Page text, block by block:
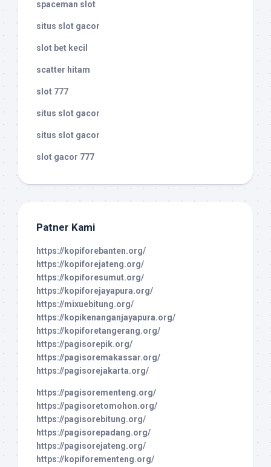
spaceman slot
situs slot gacor
slot bet kecil
scatter hitam
slot 777
situs slot gacor
situs slot gacor
slot gacor 777
Patner Kami
https://kopiforebanten.org/
https://kopiforejateng.org/
https://kopiforesumut.org/
https://kopiforejayapura.org/
https://mixuebitung.org/
https://kopikenanganjayapura.org/
https://kopiforetangerang.org/
https://pagisorepik.org/
https://pagisoremakassar.org/
https://pagisorejakarta.org/
https://pagisorementeng.org/
https://pagisoretomohon.org/
https://pagisorebitung.org/
https://pagisorepadang.org/
https://pagisorejateng.org/
https://kopiforementeng.org/